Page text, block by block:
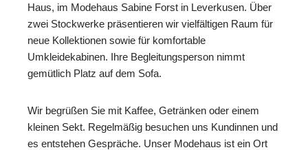
Haus, im Modehaus Sabine Forst in Leverkusen. Über
zwei Stockwerke präsentieren wir vielfältigen Raum für
neue Kollektionen sowie für komfortable
Umkleidekabinen. Ihre Begleitungsperson nimmt
gemütlich Platz auf dem Sofa.
Wir begrüßen Sie mit Kaffee, Getränken oder einem
kleinen Sekt. Regelmäßig besuchen uns Kundinnen und
es entstehen Gespräche. Unser Modehaus ist ein Ort